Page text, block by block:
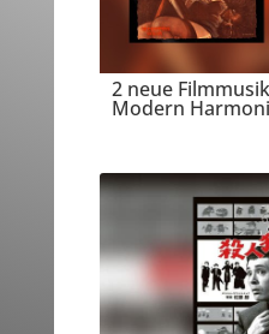
2 neue
Modern